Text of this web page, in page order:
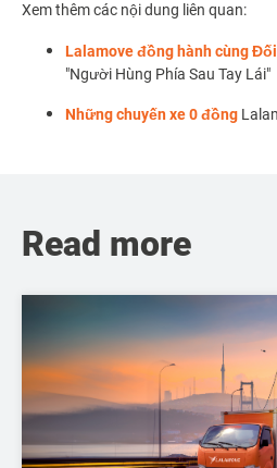
Xem thêm các nội dung liên quan:
Lalamove đồng hành cùng
"Người Hùng Phía Sau Tay Lái"
Những chuyến xe 0 đồng
Read more